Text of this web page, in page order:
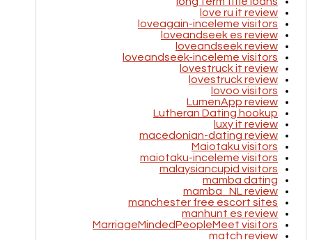
love ru it review
loveagain-inceleme visitors
loveandseek es review
loveandseek review
loveandseek-inceleme visitors
lovestruck it review
lovestruck review
lovoo visitors
LumenApp review
Lutheran Dating hookup
luxy it review
macedonian-dating review
Maiotaku visitors
maiotaku-inceleme visitors
malaysiancupid visitors
mamba dating
mamba_NL review
manchester free escort sites
manhunt es review
MarriageMindedPeopleMeet visitors
match review